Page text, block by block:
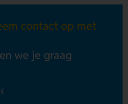
contact op met
we je graag